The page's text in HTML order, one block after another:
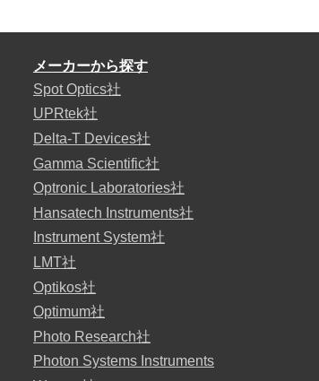
メーカーから探す
Spot Optics社
UPRtek社
Delta-T Devices社
Gamma Scientific社
Optronic Laboratories社
Hansatech Instruments社
Instrument System社
LMT社
Optikos社
Optimum社
Photo Research社
Photon Systems Instruments